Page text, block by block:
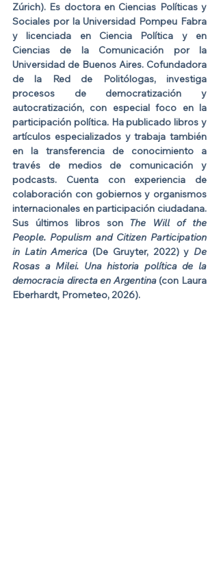
Zúrich). Es doctora en Ciencias Políticas y
Sociales por la Universidad Pompeu Fabra
y licenciada en Ciencia Política y en
Ciencias de la Comunicación por la
Universidad de Buenos Aires. Cofundadora
de la Red de Politólogas, investiga
procesos de democratización y
autocratización, con especial foco en la
participación política. Ha publicado libros y
artículos especializados y trabaja también
en la transferencia de conocimiento a
través de medios de comunicación y
podcasts. Cuenta con experiencia de
colaboración con gobiernos y organismos
internacionales en participación ciudadana.
Sus últimos libros son The Will of the
People. Populism and Citizen Participation
in Latin America (De Gruyter, 2022) y De
Rosas a Milei. Una historia política de la
democracia directa en Argentina (con Laura
Eberhardt, Prometeo, 2026).